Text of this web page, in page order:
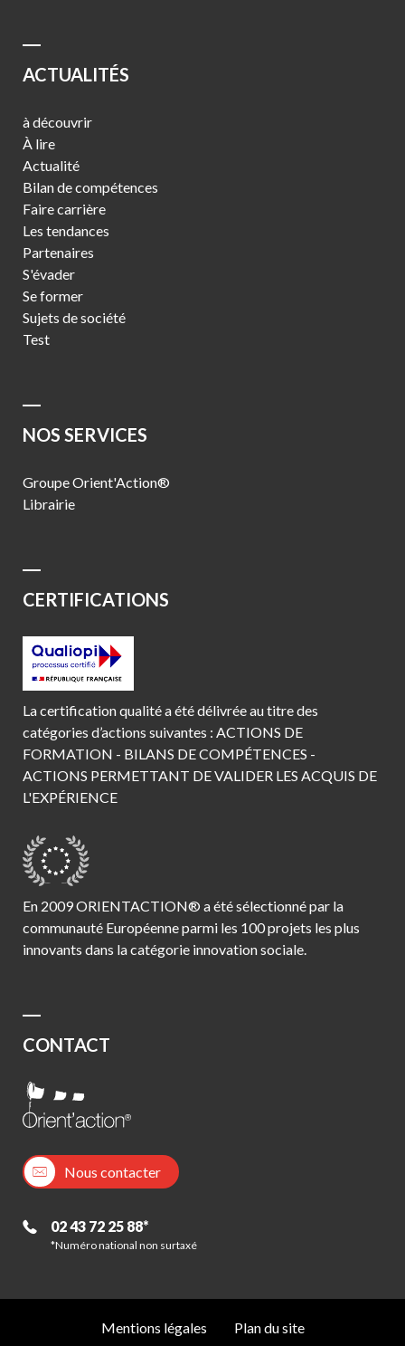
ACTUALITÉS
à découvrir
À lire
Actualité
Bilan de compétences
Faire carrière
Les tendances
Partenaires
S'évader
Se former
Sujets de société
Test
NOS SERVICES
Groupe Orient'Action®
Librairie
CERTIFICATIONS
La certification qualité a été délivrée au titre des
catégories d’actions suivantes : ACTIONS DE
FORMATION - BILANS DE COMPÉTENCES -
ACTIONS PERMETTANT DE VALIDER LES ACQUIS DE
L'EXPÉRIENCE
En 2009 ORIENTACTION® a été sélectionné par la
communauté Européenne parmi les 100 projets les plus
innovants dans la catégorie innovation sociale.
CONTACT
Nous contacter
02 43 72 25 88*
*Numéro national non surtaxé
Mentions légales Plan du site